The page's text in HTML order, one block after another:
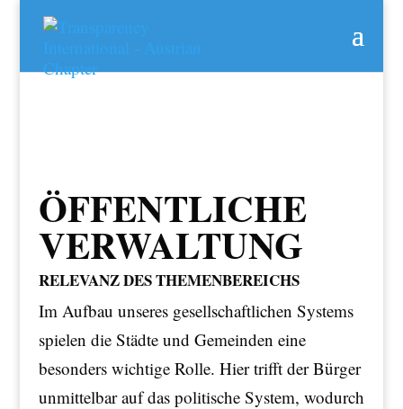
ÖFFENTLICHE
VERWALTUNG
RELEVANZ DES THEMENBEREICHS
Im Aufbau unseres gesellschaftlichen Systems
spielen die Städte und Gemeinden eine
besonders wichtige Rolle. Hier trifft der Bürger
unmittelbar auf das politische System, wodurch